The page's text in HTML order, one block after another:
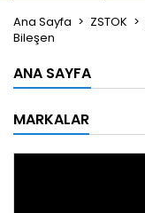
Ana Sayfa ZSTOK
Bileşen
ANA SAYFA
MARKALAR